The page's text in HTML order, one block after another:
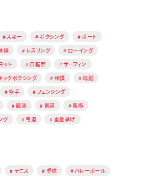
スキー ボクシング
ボート
操 レスリング
ローイング
ット 自転車
サーフィン
ックボクシング 相撲
端艇
空手
フェンシング
競泳 剣道
馬術
グ
弓道 重量挙げ
テニス 卓球
バレーボール